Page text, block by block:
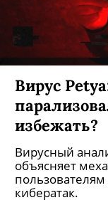
Вирус
избежать?
Вирусный
объясняет
кибератак.